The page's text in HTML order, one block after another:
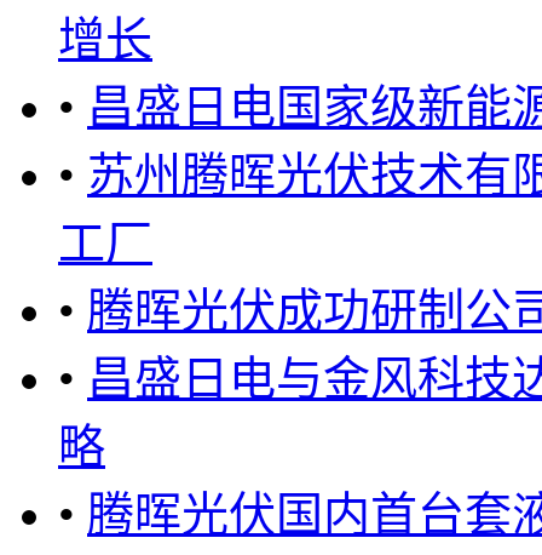
增长
• 昌盛日电国家级新能
• 苏州腾晖光伏技术有
工厂
• 腾晖光伏成功研制公
• 昌盛日电与金风科技
略
• 腾晖光伏国内首台套